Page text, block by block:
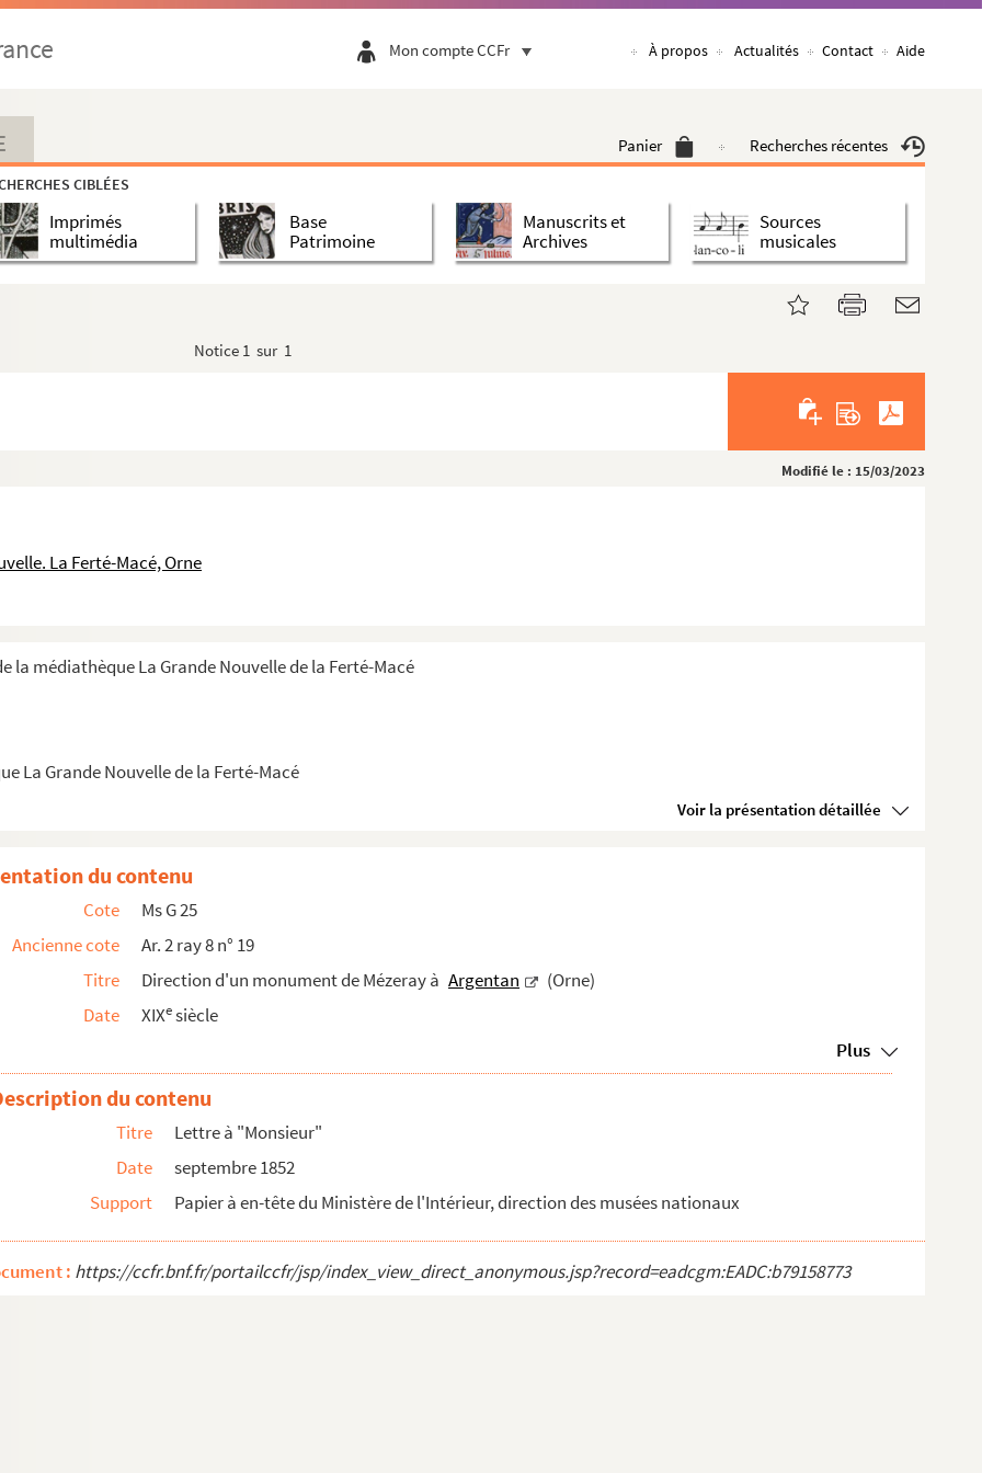
Mon compte CCFr À propos Actualités Contact Aide
Panier Recherches récentes
CIBLÉES
Imprimés
multimédia
Base
Patrimoine
Manuscrits et
Archives
Sources
musicales
Notice 1 sur 1
Modifié le : 15/03/2023
La Ferté-Macé, Orne
la médiathèque La Grande Nouvelle de la Ferté-Macé
La Grande Nouvelle de la Ferté-Macé
Voir la présentation détaillée
à Argentan
par le p. Hénault
prononcé par Monsieur Patin, directeur...
A. Paillet et gravé par B. Picart
Demande du conseil municipal
Durocher
S. Lemercier
Arts
signée Barbier, maire
Gustave Levavasseur
de Vigneral
du contenu
Cote
Ms G 25
Ancienne cote
Ar. 2 ray 8 n° 19
Titre
Direction d'un monument de Mézeray à Argentan
(Orne)
Date
XIXesiècle
Plus
du contenu
Titre
Lettre à "Monsieur"
Date
septembre 1852
Support
Papier à en-tête du Ministère de l'Intérieur, direction des musées nationaux
: https://ccfr.bnf.fr/portailccfr/jsp/index_view_direct_anonymous.jsp?record=eadcgm:EADC:b79158773